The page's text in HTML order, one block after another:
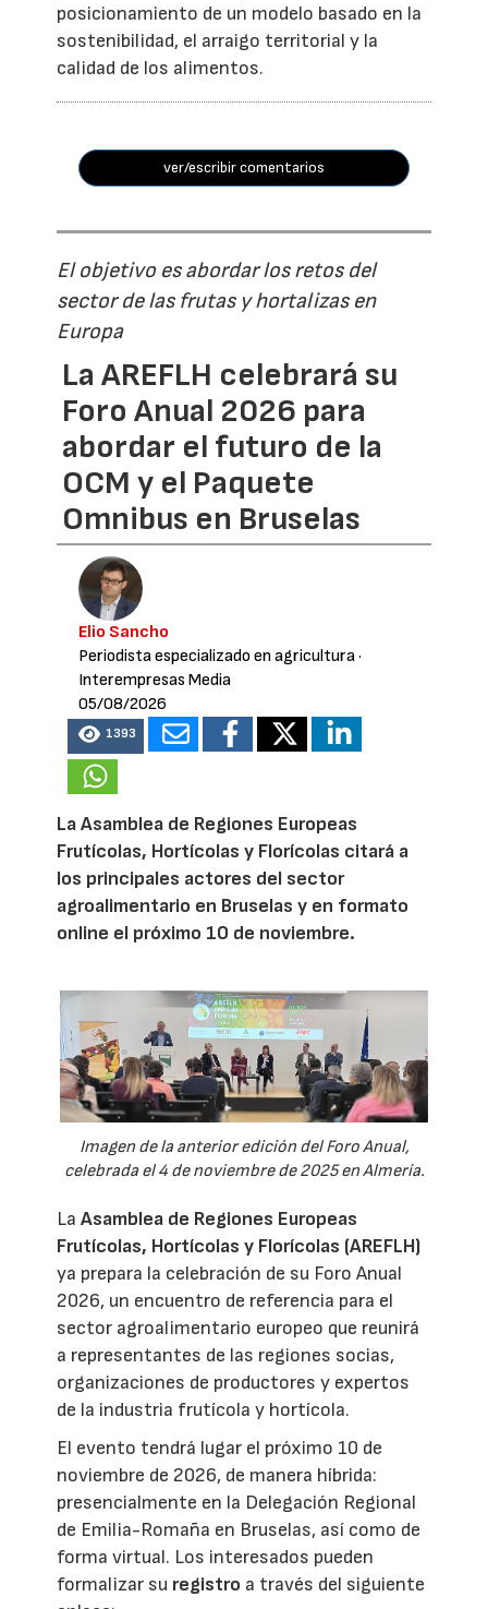
posicionamiento de un modelo basado en la
sostenibilidad, el arraigo territorial y la
calidad de los alimentos.
ver/escribir comentarios
El objetivo es abordar los retos del
sector de las frutas y hortalizas en
Europa
La AREFLH celebrará su
Foro Anual 2026 para
abordar el futuro de la
OCM y el Paquete
Omnibus en Bruselas
Elio Sancho
Periodista especializado en agricultura·
Interempresas Media
05/08/2026
1393
La Asamblea de Regiones Europeas
Frutícolas, Hortícolas y Florícolas citará a
los principales actores del sector
agroalimentario en Bruselas y en formato
online el próximo 10 de noviembre.
Imagen de la anterior edición del Foro Anual,
celebrada el 4 de noviembre de 2025 en Almería.
LaAsamblea de Regiones Europeas
Frutícolas, Hortícolas y Florícolas (AREFLH)
ya prepara la celebración de su Foro Anual
2026, un encuentro de referencia para el
sector agroalimentario europeo que reunirá
a representantes de las regiones socias,
organizaciones de productores y expertos
de la industria frutícola y hortícola.
El evento tendrá lugar el próximo 10 de
noviembre de 2026, de manera híbrida:
presencialmente en la Delegación Regional
de Emilia-Romaña en Bruselas, así como de
forma virtual. Los interesados pueden
formalizar su registro a través del siguiente